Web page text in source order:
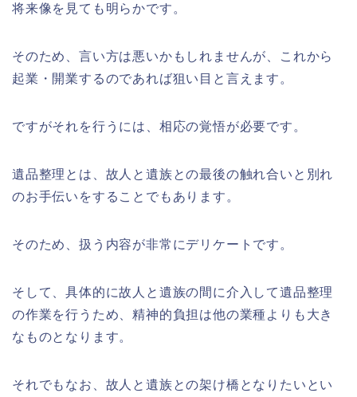
将来像を見ても明らかです。
そのため、言い方は悪いかもしれませんが、これから
起業・開業するのであれば狙い目と言えます。
ですがそれを行うには、相応の覚悟が必要です。
遺品整理とは、故人と遺族との最後の触れ合いと別れ
のお手伝いをすることでもあります。
そのため、扱う内容が非常にデリケートです。
そして、具体的に故人と遺族の間に介入して遺品整理
の作業を行うため、精神的負担は他の業種よりも大き
なものとなります。
それでもなお、故人と遺族との架け橋となりたいとい